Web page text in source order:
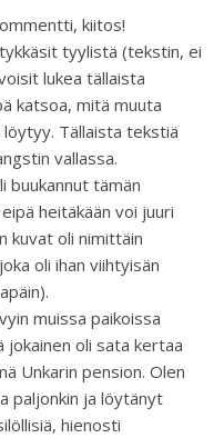
kiitos!
tyylistä (tekstin, ei
lukea tällaista
katsoa, mitä muuta
Tällaista tekstiä
vallassa.
buukannut tämän
heitäkään voi juuri
kuvat oli nimittäin
oli ihan viihtyisän
muissa paikoissa
jokainen oli sata kertaa
Unkarin pension. Olen
paljonkin ja löytänyt
hienosti